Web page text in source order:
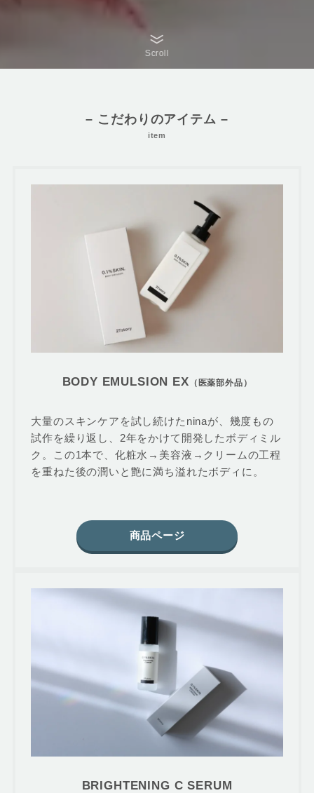
Scroll
– こだわりのアイテム –
item
BODY EMULSION EX （医薬部外品）
大量のスキンケアを試し続けたninaが、幾度もの
試作を繰り返し、2年をかけて開発したボディミル
ク。この1本で、化粧水→美容液→クリームの工程
を重ねた後の潤いと艶に満ち溢れたボディに。
商品ページ
BRIGHTENING C SERUM